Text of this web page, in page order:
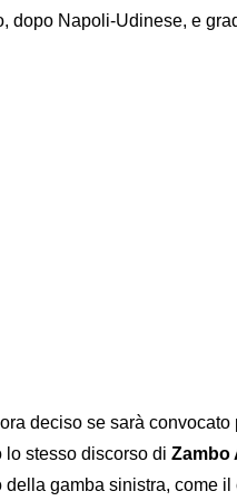
dopo Napoli-Udinese, e
deciso se sarà convocato
lo stesso discorso di Zambo
gamba sinistra, come il